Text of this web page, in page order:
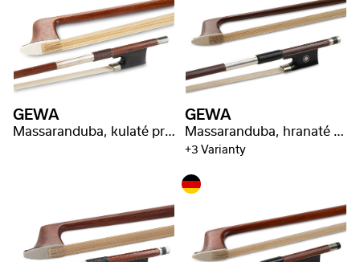
GEWA
Massaranduba, kulaté provedení, razítko,,Malot"
GEWA
Massaranduba, hranaté provedení, vybraná kvalita
+3 Varianty